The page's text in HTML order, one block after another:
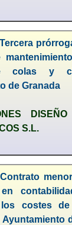
colas y
de Granada
S.L.
Contrato
costes de